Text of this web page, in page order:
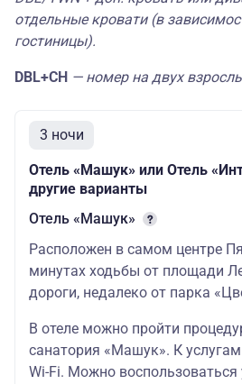
Снежный
барс 3* -
Россия 4* -
Владикавказ
Снежный
Azimut 4* -
Гостиница
3*
комфорт
отдельные кровати (в
гостиницы).
DBL+СH — номер на двух
3 ночи
Отель «Машук» или Отель
другие варианты
Отель «Машук»
Расположен в самом центре
минутах ходьбы от площади
дороги, недалеко от парка
В отеле можно пройти
санатория «Машук». К
Wi-Fi. Можно воспользоваться